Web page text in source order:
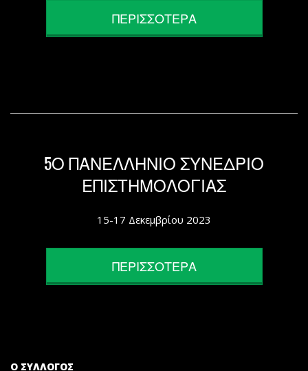
ΠΕΡΙΣΣΟΤΕΡΑ
5Ο ΠΑΝΕΛΛΗΝΙΟ ΣΥΝΕΔΡΙΟ
ΕΠΙΣΤΗΜΟΛΟΓΙΑΣ
15-17 Δεκεμβρίου 2023
ΠΕΡΙΣΣΟΤΕΡΑ
Ο ΣΥΛΛΟΓΟΣ